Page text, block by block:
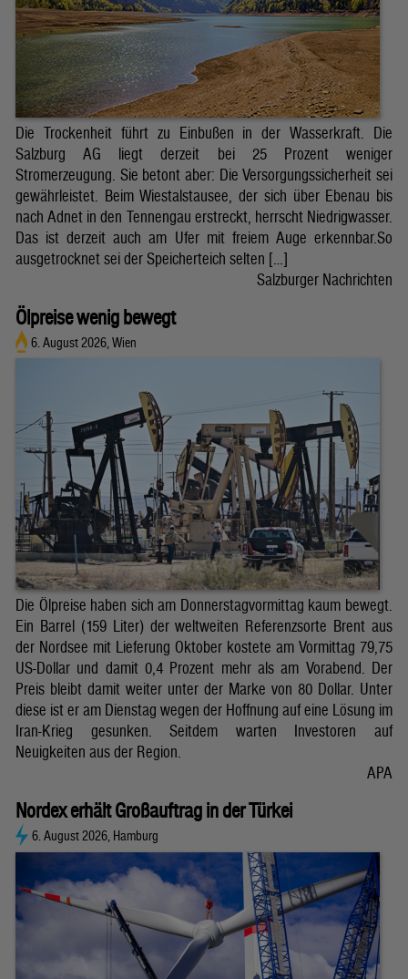
Die Trockenheit führt zu Einbußen in der Wasserkraft. Die
Salzburg AG liegt derzeit bei 25 Prozent weniger
Stromerzeugung. Sie betont aber: Die Versorgungssicherheit sei
gewährleistet. Beim Wiestalstausee, der sich über Ebenau bis
nach Adnet in den Tennengau erstreckt, herrscht Niedrigwasser.
Das ist derzeit auch am Ufer mit freiem Auge erkennbar.So
ausgetrocknet sei der Speicherteich selten […]
Salzburger Nachrichten
Ölpreise wenig bewegt
6. August 2026, Wien
Die Ölpreise haben sich am Donnerstagvormittag kaum bewegt.
Ein Barrel (159 Liter) der weltweiten Referenzsorte Brent aus
der Nordsee mit Lieferung Oktober kostete am Vormittag 79,75
US-Dollar und damit 0,4 Prozent mehr als am Vorabend. Der
Preis bleibt damit weiter unter der Marke von 80 Dollar. Unter
diese ist er am Dienstag wegen der Hoffnung auf eine Lösung im
Iran-Krieg gesunken. Seitdem warten Investoren auf
Neuigkeiten aus der Region.
APA
Nordex erhält Großauftrag in der Türkei
6. August 2026, Hamburg